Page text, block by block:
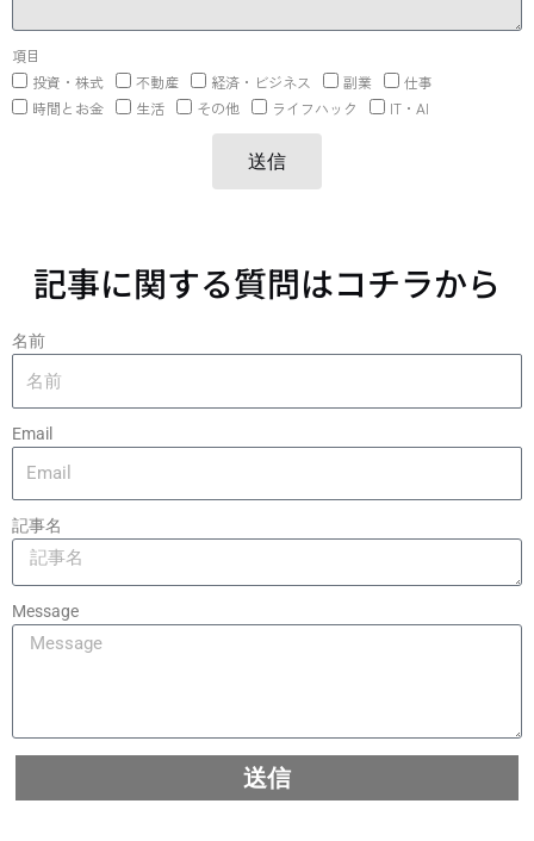
項目
投資・株式
不動産 経済・ビジネス 副業
仕事
時間とお金
生活 その他 ライフハック IT・AI
送信
記事に関する質問はコチラから
名前
Email
記事名
Message
送信